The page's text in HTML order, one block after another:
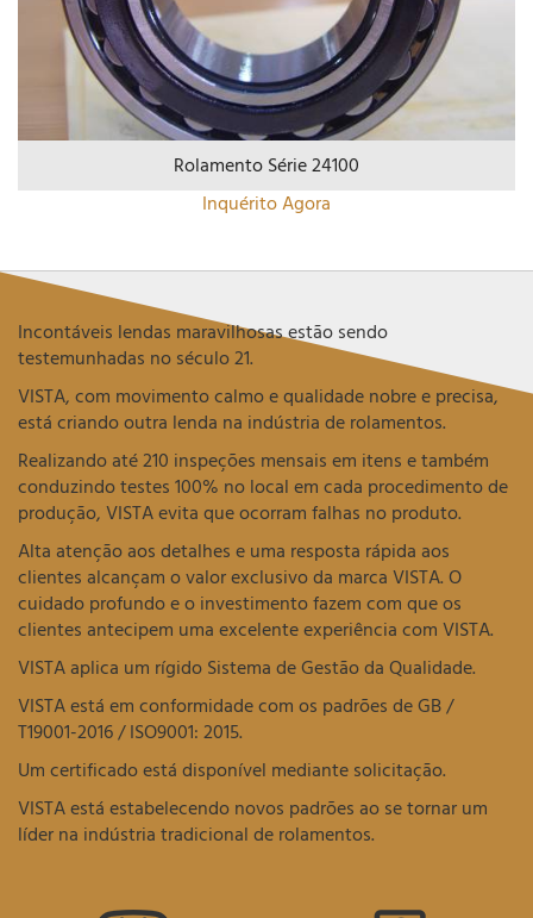
Rolamento Série 24100
Inquérito Agora
Incontáveis lendas maravilhosas estão sendo
testemunhadas no século 21.
VISTA, com movimento calmo e qualidade nobre e precisa,
está criando outra lenda na indústria de rolamentos.
Realizando até 210 inspeções mensais em itens e também
conduzindo testes 100% no local em cada procedimento de
produção, VISTA evita que ocorram falhas no produto.
Alta atenção aos detalhes e uma resposta rápida aos
clientes alcançam o valor exclusivo da marca VISTA. O
cuidado profundo e o investimento fazem com que os
clientes antecipem uma excelente experiência com VISTA.
VISTA aplica um rígido Sistema de Gestão da Qualidade.
VISTA está em conformidade com os padrões de GB /
T19001-2016 / ISO9001: 2015.
Um certificado está disponível mediante solicitação.
VISTA está estabelecendo novos padrões ao se tornar um
líder na indústria tradicional de rolamentos.